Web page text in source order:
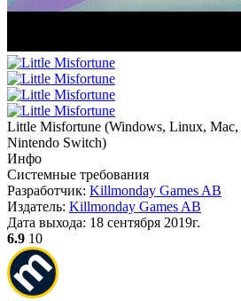
Little Misfortune (Windows, Linux,
Nintendo Switch)
Инфо
Системные требования
Разработчик: Killmonday Games AB
Издатель: Killmonday Games AB
Дата выхода: 18 сентября 2019г.
6.9 10